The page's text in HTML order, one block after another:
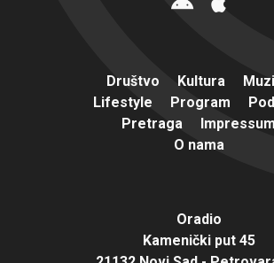
Društvo Kultura
Lifestyle
Program
Pretraga
Impressum
O nama
Oradio
Kamenički put 45